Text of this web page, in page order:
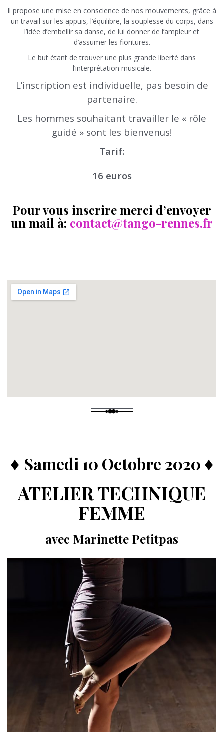
Il propose une mise en conscience de nos mouvements, grâce à
un travail sur les appuis, l’équilibre, la souplesse du corps, dans
l’idée d’embellir sa danse, de lui donner de l’ampleur et
d’assumer les fioritures.
Le but étant de trouver une plus grande liberté dans
l’interprétation musicale.
L’inscription est individuelle, pas besoin de
partenaire.
Les hommes souhaitant travailler le « rôle
guidé » sont les bienvenus!
Tarif:
16 euros
Pour vous inscrire merci d’envoyer
un mail à: contact@tango-rennes.fr
♦ Samedi 10 Octobre 2020 ♦
ATELIER TECHNIQUE
FEMME
avec Marinette Petitpas